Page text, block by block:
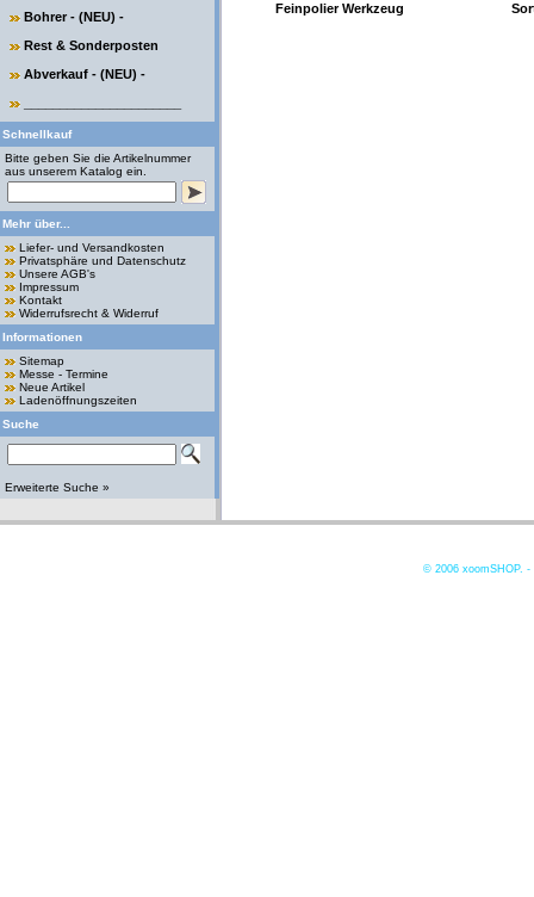
Bohrer - (NEU) -
Rest & Sonderposten
Abverkauf - (NEU) -
Schnellkauf
Bitte geben Sie die Artikelnummer
aus unserem Katalog ein.
Mehr über...
Liefer- und Versandkosten
Privatsphäre und Datenschutz
Unsere AGB's
Impressum
Kontakt
Widerrufsrecht & Widerruf
Informationen
Sitemap
Messe - Termine
Neue Artikel
Ladenöffnungszeiten
Suche
Erweiterte Suche »
Feinpolier Werkzeug
© 2006 xoomSHOP. -